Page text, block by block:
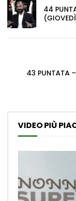
44
43 PUNTATA
VIDEO PIÙ